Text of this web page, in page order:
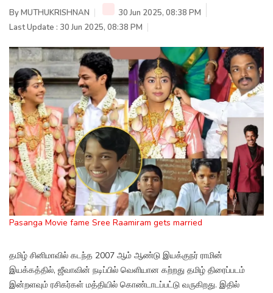
ByMUTHUKRISHNAN
30 Jun 2025, 08:38 PM
Last Update : 30 Jun 2025, 08:38 PM
Pasanga Movie fame Sree Raamiram gets married
தமிழ் சினிமாவில் கடந்த 2007 ஆம் ஆண்டு இயக்குநர் ராமின்
இயக்கத்தில், ஜீவாவின் நடிப்பில் வெளியான கற்றது தமிழ் திரைப்படம்
இன்றளவும் ரசிகர்கள் மத்தியில் கொண்டாடப்பட்டு வருகிறது. இதில்